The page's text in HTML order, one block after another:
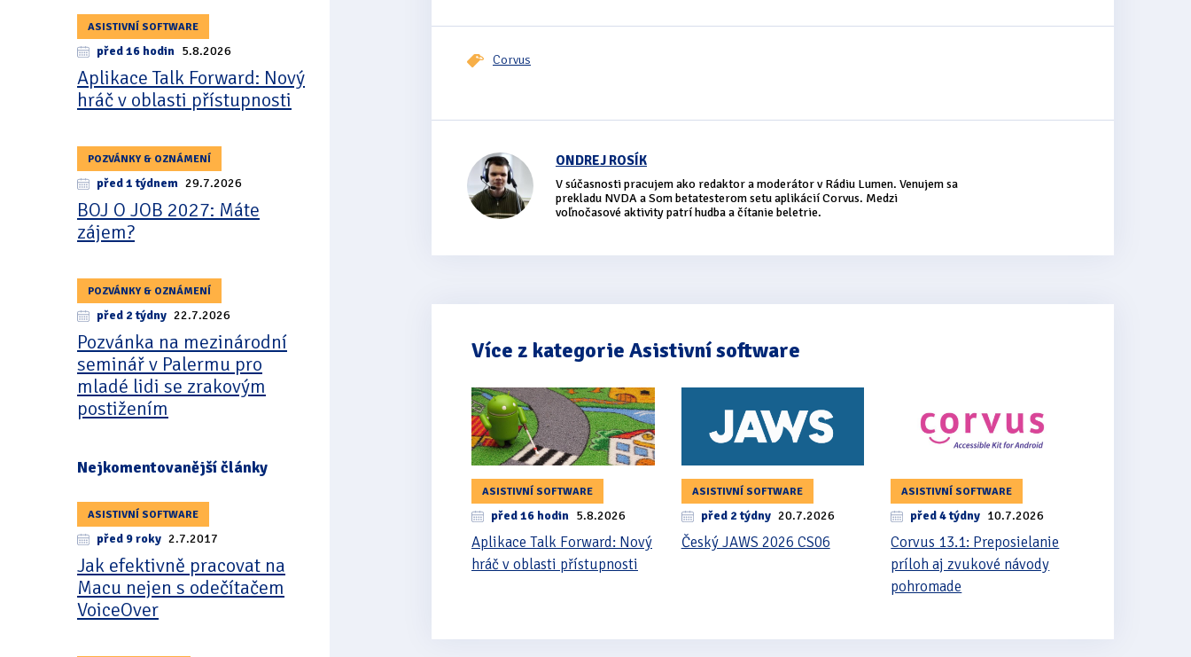
ASISTIVNÍ SOFTWARE
před 16 hodin 5.8.2026
Aplikace Talk Forward: Nový
hráč v oblasti přístupnosti
POZVÁNKY & OZNÁMENÍ
před 1 týdnem 29.7.2026
BOJ O JOB 2027: Máte
zájem?
POZVÁNKY & OZNÁMENÍ
před 2 týdny 22.7.2026
Pozvánka na mezinárodní
seminář v Palermu pro
mladé lidi se zrakovým
postižením
Nejkomentovanější články
ASISTIVNÍ SOFTWARE
před 9 roky 2.7.2017
Jak efektivně pracovat na
Macu nejen s odečítačem
VoiceOver
Corvus
ONDREJ ROSÍK
V súčasnosti pracujem ako redaktor a moderátor v Rádiu Lumen. Venujem sa
prekladu NVDA a Som betatesterom setu aplikácií Corvus. Medzi
voľnočasové aktivity patrí hudba a čítanie beletrie.
Více z kategorie Asistivní software
ASISTIVNÍ SOFTWARE
před 16 hodin 5.8.2026
Aplikace Talk Forward: Nový
hráč v oblasti přístupnosti
ASISTIVNÍ SOFTWARE
před 2 týdny 20.7.2026
Český JAWS 2026 CS06
ASISTIVNÍ SOFTWARE
před 4 týdny 10.7.2026
Corvus 13.1: Preposielanie
príloh aj zvukové návody
pohromade